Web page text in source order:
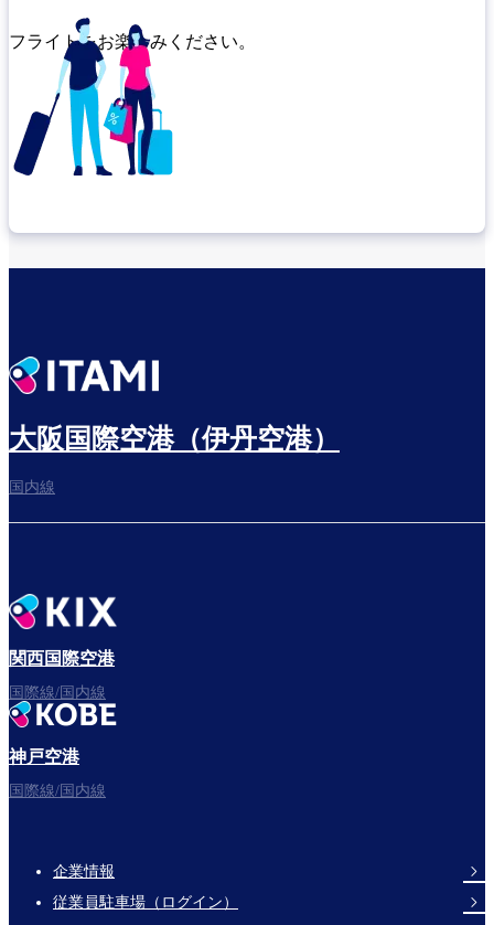
フライトをお楽しみください。
搭乗ゲートへ
フライトをお楽しみください。
大阪国際空港（伊丹空港）
国内線
関西国際空港
国際線/国内線
神戸空港
国際線/国内線
Footer
企業情報
従業員駐車場（ログイン）